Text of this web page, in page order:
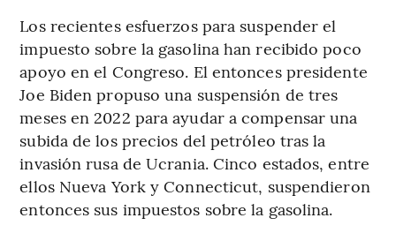
Los recientes esfuerzos para suspender el
impuesto sobre la gasolina han recibido poco
apoyo en el Congreso. El entonces presidente
Joe Biden propuso una suspensión de tres
meses en 2022 para ayudar a compensar una
subida de los precios del petróleo tras la
invasión rusa de Ucrania. Cinco estados, entre
ellos Nueva York y Connecticut, suspendieron
entonces sus impuestos sobre la gasolina.